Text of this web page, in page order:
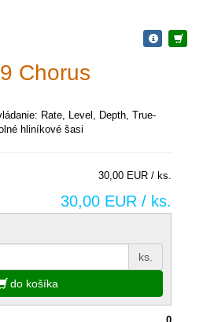
Chorus
Rate, Level, Depth, True-
hliníkové šasi
30,00 EUR / ks.
30,00 EUR / ks.
ks.
do košíka